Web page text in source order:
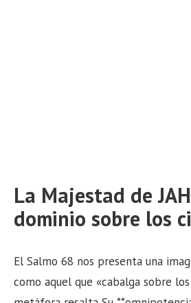
La Majestad de
dominio sobre los
El Salmo 68 nos presenta una
como aquel que «cabalga sobre